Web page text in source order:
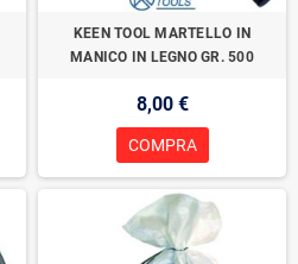
KEEN TOOL MARTELLO IN
MANICO IN LEGNO GR. 500
8,00 €
COMPRA